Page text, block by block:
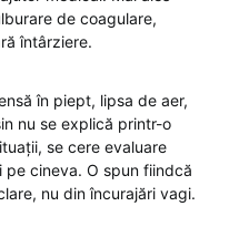
de coagulare,
întârziere.
în piept, lipsa de aer,
nu se explică printr-o
se cere evaluare
pe cineva. O spun fiindcă
nu din încurajări vagi.